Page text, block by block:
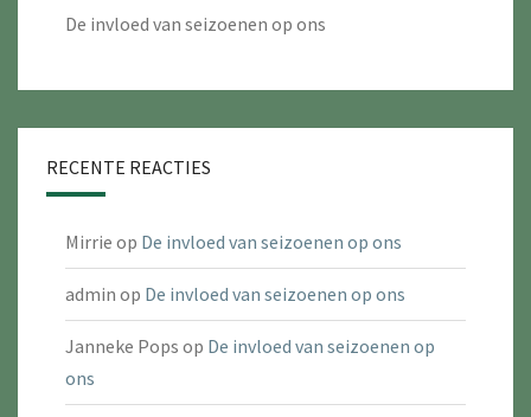
De invloed van seizoenen op ons
RECENTE REACTIES
Mirrie op De invloed van seizoenen op ons
admin op De invloed van seizoenen op ons
Janneke Pops op De invloed van seizoenen op
ons